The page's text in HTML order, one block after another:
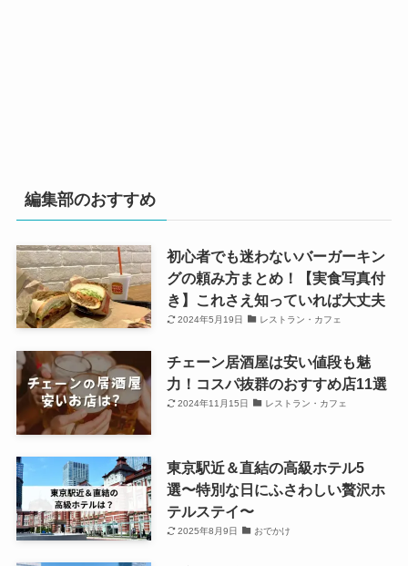
編集部のおすすめ
初心者でも迷わないバーガーキン
グの頼み方まとめ！【実食写真付
き】これさえ知っていれば大丈夫
2024年5月19日 レストラン・カフェ
チェーン居酒屋は安い値段も魅
力！コスパ抜群のおすすめ店11選
2024年11月15日 レストラン・カフェ
東京駅近＆直結の高級ホテル5
選〜特別な日にふさわしい贅沢ホ
テルステイ〜
2025年8月9日 おでかけ